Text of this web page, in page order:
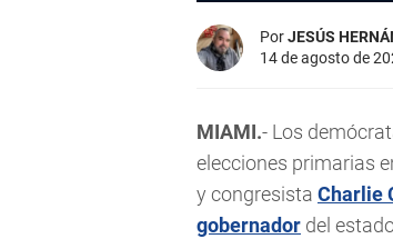
PorJESÚS
14 de agosto de
MIAMI.- Los
elecciones primarias
y congresista Charlie
gobernador del